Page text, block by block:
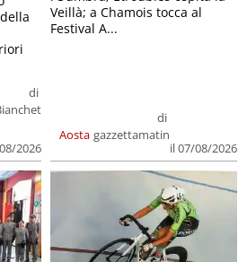
di
2026
Aosta
di
gazzettamatin
il 07/08/2026
Veillà; a Chamois tocca al
Festival A...